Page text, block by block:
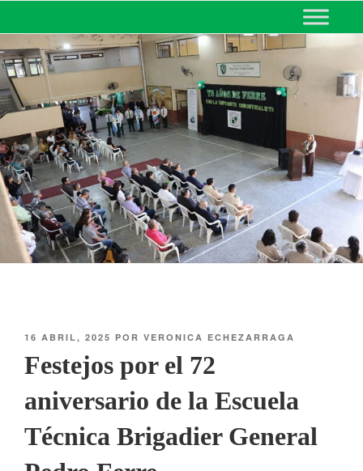
MINISTERIO DE EDUCACIÓN
DE CORRIENTES
16 ABRIL, 2025 POR VERONICA ECHEZARRAGA
Festejos por el 72
aniversario de la Escuela
Técnica Brigadier General